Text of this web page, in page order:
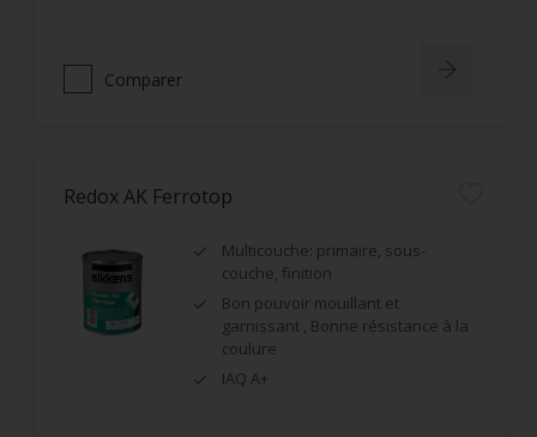
Comparer
Redox AK Ferrotop
Multicouche: primaire, sous-
couche, finition
Bon pouvoir mouillant et
garnissant , Bonne résistance à la
coulure
IAQ A+